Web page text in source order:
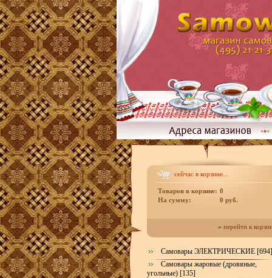
сейчас в корзине...
Товаров в корзине: 0
На сумму:
0 руб.
» перейти к
Самовары ЭЛЕКТРИЧЕСКИЕ [694]
Самовары жаровые (дровяные,
угольные) [135]